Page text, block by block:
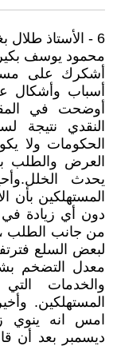
6 - الأستاذ طلال بغدادي
محمود يوسف بكير ( 2022 / 11 / 4 -
أشكرك على
أسباب وأشكال
أوضحت في
النقدي نتيجة
الحكومات ولا
العرض والطلب
يحدث
المستهلكين بأن
دون أي زيادة
من جانب الطلب
لبعض السلع
معدل التضخم
والخدمات
المستهلكين.
امس انه ينوي
ديسمبر بعد أن